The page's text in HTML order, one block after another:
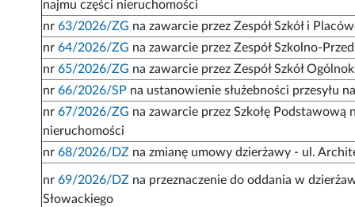
najmu części nieruchomości
nr63/2026/ZG na zawarcie przez Zespół Szkół i
nr64/2026/ZG na zawarcie przez Zespół Szkolno-
nr65/2026/ZG na zawarcie przez Zespół Szkół
nr66/2026/SP na ustanowienie służebności przesyłu
nr67/2026/ZG na zawarcie przez Szkołę
nieruchomości
nr68/2026/DZ na zmianę umowy dzierżawy - ul.
nr69/2026/DZ na przeznaczenie do oddania w
Słowackiego